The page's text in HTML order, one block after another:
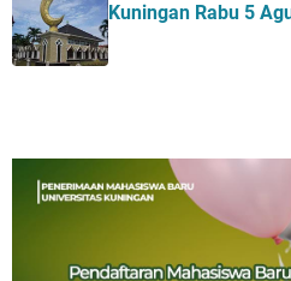
Kuningan Rabu 5